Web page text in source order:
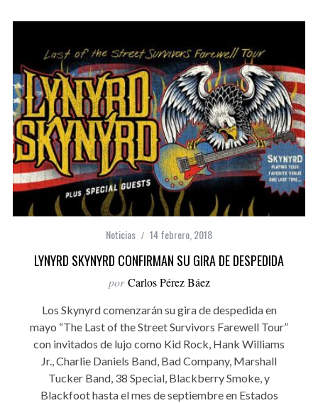
Noticias 14 febrero, 2018
LYNYRD SKYNYRD CONFIRMAN SU GIRA DE DESPEDIDA
por Carlos Pérez Báez
Los Skynyrd comenzarán su gira de despedida en
mayo “The Last of the Street Survivors Farewell Tour”
con invitados de lujo como Kid Rock, Hank Williams
Jr., Charlie Daniels Band, Bad Company, Marshall
Tucker Band, 38 Special, Blackberry Smoke, y
Blackfoot hasta el mes de septiembre en Estados